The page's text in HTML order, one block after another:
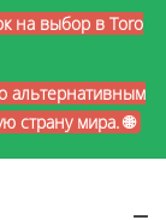
на выбор в Toro
альтернативным
страну мира. 🌐